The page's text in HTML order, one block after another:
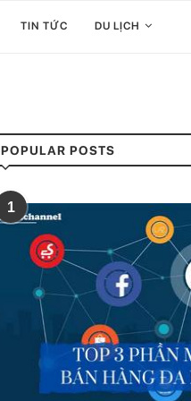
TIN TỨC DU LỊCH
POPULAR POSTS
1